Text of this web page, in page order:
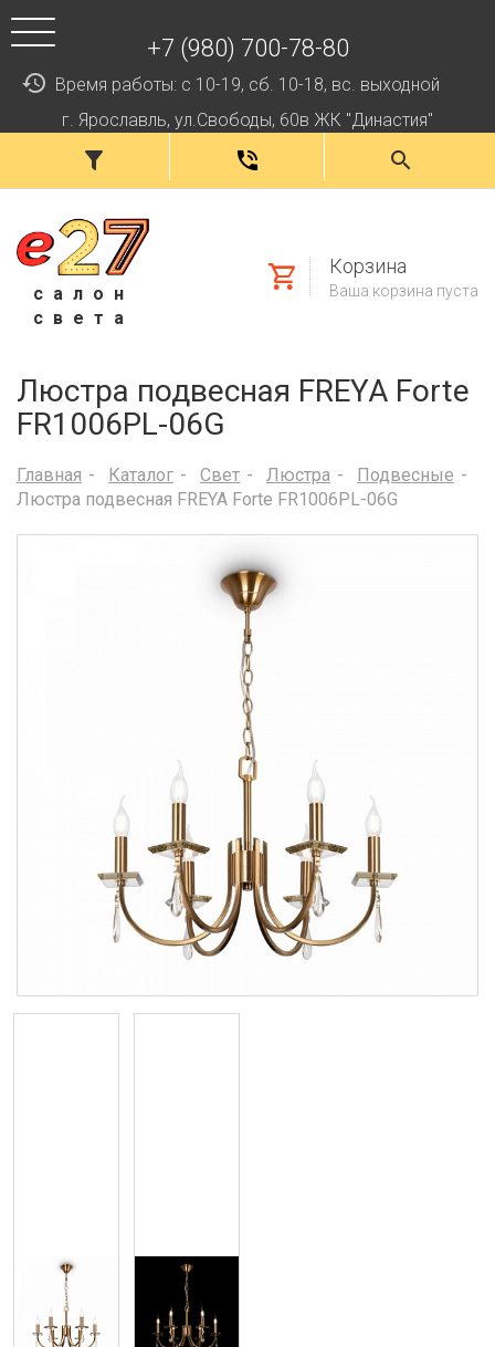
+7 (980) 700-78-80
Время работы: с 10-19, сб. 10-18, вс. выходной
г. Ярославль, ул.Свободы, 60в ЖК "Династия"
салон
света
Корзина
Ваша корзина пуста
Люстра подвесная FREYA Forte
FR1006PL-06G
Главная Каталог Свет Люстра
Подвесные
Люстра подвесная FREYA Forte FR1006PL-06G